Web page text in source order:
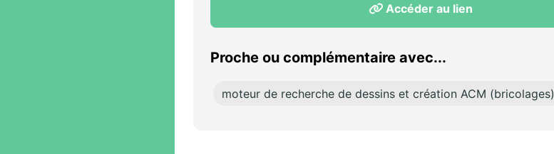
Accéder au lien
Proche ou complémentaire avec...
moteur de recherche de dessins et création ACM (bricolages)